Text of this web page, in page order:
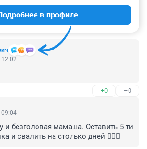
23
в профиле
12:02
+0 –0
09:04
и безголовая мамаша. Оставить 5 ти
и свалить на столько дней 🤦🏼‍♀️